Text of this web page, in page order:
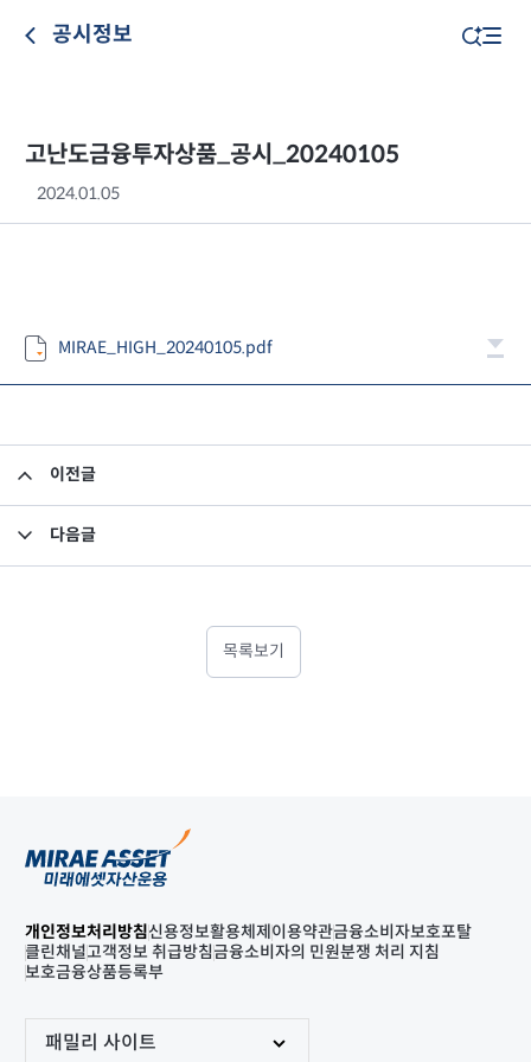
공시정보
고난도금융투자상품_공시_20240105
2024.01.05
MIRAE_HIGH_20240105.pdf
이전글
다음글
목록보기
개인정보처리방침신용정보활용체제 이용약관금융소비자보호포탈
클린채널고객정보 취급방침금융소비자의 민원분쟁 처리 지침
보호금융상품등록부
패밀리 사이트